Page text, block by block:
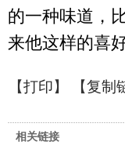
的一种味道，
来他这样的喜
【打印】 【复制
相关链接